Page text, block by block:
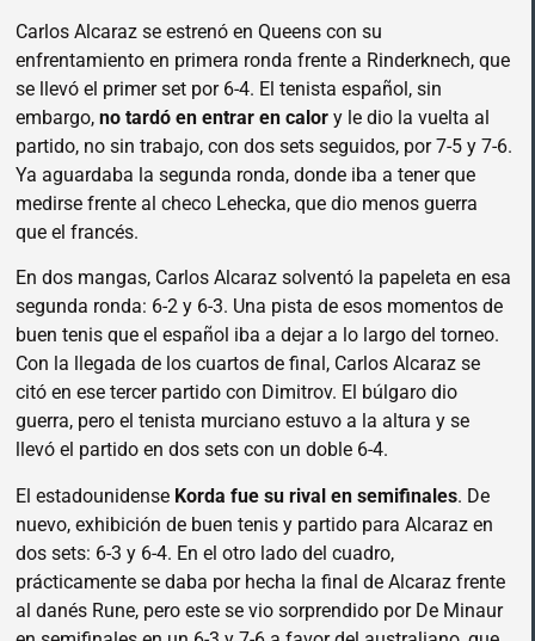
Carlos Alcaraz se estrenó en Queens con su
enfrentamiento en primera ronda frente a Rinderknech, que
se llevó el primer set por 6-4. El tenista español, sin
embargo, no tardó en entrar en calor y le dio la vuelta al
partido, no sin trabajo, con dos sets seguidos, por 7-5 y 7-6.
Ya aguardaba la segunda ronda, donde iba a tener que
medirse frente al checo Lehecka, que dio menos guerra
que el francés.
En dos mangas, Carlos Alcaraz solventó la papeleta en esa
segunda ronda: 6-2 y 6-3. Una pista de esos momentos de
buen tenis que el español iba a dejar a lo largo del torneo.
Con la llegada de los cuartos de final, Carlos Alcaraz se
citó en ese tercer partido con Dimitrov. El búlgaro dio
guerra, pero el tenista murciano estuvo a la altura y se
llevó el partido en dos sets con un doble 6-4.
El estadounidense Korda fue su rival en semifinales. De
nuevo, exhibición de buen tenis y partido para Alcaraz en
dos sets: 6-3 y 6-4. En el otro lado del cuadro,
prácticamente se daba por hecha la final de Alcaraz frente
al danés Rune, pero este se vio sorprendido por De Minaur